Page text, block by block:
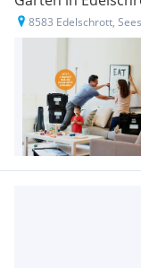
8583 Edelschrott,